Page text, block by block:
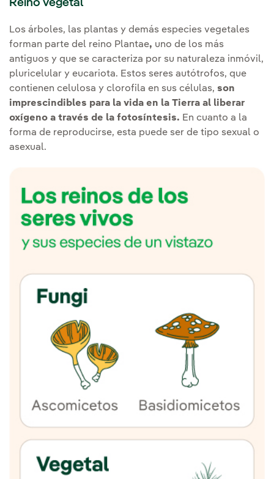
Reino vegetal
Los árboles, las plantas y demás especies vegetales
forman parte del reino Plantae, uno de los más
antiguos y que se caracteriza por su naturaleza inmóvil,
pluricelular y eucariota. Estos seres autótrofos, que
contienen celulosa y clorofila en sus células, son
imprescindibles para la vida en la Tierra al liberar
oxígeno a través de la fotosíntesis. En cuanto a la
forma de reproducirse, esta puede ser de tipo sexual o
asexual.